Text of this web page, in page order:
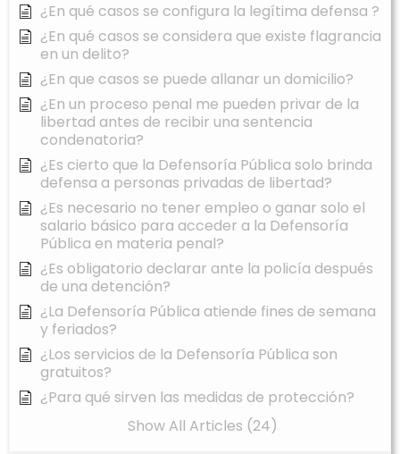
¿En qué casos se configura la legítima defensa ?
¿En qué casos se considera que existe flagrancia
en un delito?
¿En que casos se puede allanar un domicilio?
¿En un proceso penal me pueden privar de la
libertad antes de recibir una sentencia
condenatoria?
¿Es cierto que la Defensoría Pública solo brinda
defensa a personas privadas de libertad?
¿Es necesario no tener empleo o ganar solo el
salario básico para acceder a la Defensoría
Pública en materia penal?
¿Es obligatorio declarar ante la policía después
de una detención?
¿La Defensoría Pública atiende fines de semana
y feriados?
¿Los servicios de la Defensoría Pública son
gratuitos?
¿Para qué sirven las medidas de protección?
Show All Articles (24)